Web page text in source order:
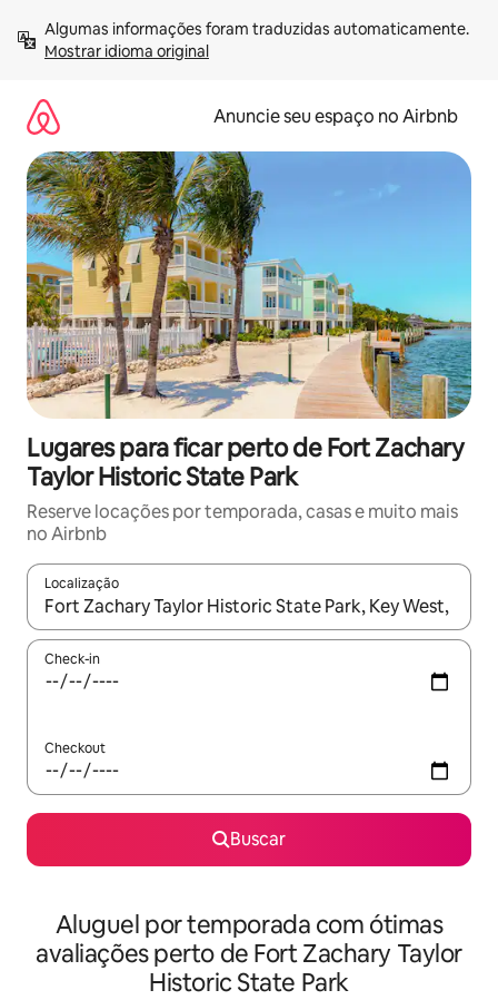
para
Mostrar idioma original
Anuncie seu espaço no Airbnb
Lugares para ficar perto de Fort Zachary
Taylor Historic State Park
Reserve locações por temporada, casas e muito mais
no Airbnb
Localização
Quando os resultados estiverem disponíveis, explore-os
Check-in
Checkout
Buscar
Aluguel por temporada com ótimas
avaliações perto de Fort Zachary Taylor
Historic State Park